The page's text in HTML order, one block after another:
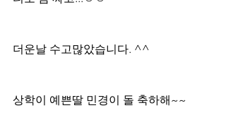
더운날 수고많았습니다. ^^
상학이 예쁜딸 민경이 돌 축하해~~